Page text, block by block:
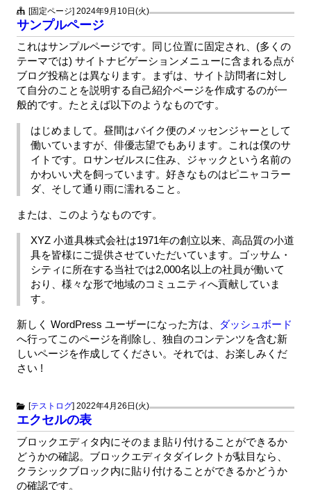
[固定ページ] 2024年9月10日(火)
サンプルページ
これはサンプルページです。同じ位置に固定され、(多くの
テーマでは) サイトナビゲーションメニューに含まれる点が
ブログ投稿とは異なります。まずは、サイト訪問者に対し
て自分のことを説明する自己紹介ページを作成するのが一
般的です。たとえば以下のようなものです。
はじめまして。昼間はバイク便のメッセンジャーとして
働いていますが、俳優志望でもあります。これは僕のサ
イトです。ロサンゼルスに住み、ジャックという名前の
かわいい犬を飼っています。好きなものはピニャコラー
ダ、そして通り雨に濡れること。
または、このようなものです。
XYZ 小道具株式会社は1971年の創立以来、高品質の小道
具を皆様にご提供させていただいています。ゴッサム・
シティに所在する当社では2,000名以上の社員が働いて
おり、様々な形で地域のコミュニティへ貢献していま
す。
新しく WordPress ユーザーになった方は、
ダッシュボード
へ行ってこのページを削除し、独自のコンテンツを含む新
しいページを作成してください。それでは、お楽しみくだ
さい !
[テストログ] 2022年4月26日(火)
エクセルの表
ブロックエディタ内にそのまま貼り付けることができるか
どうかの確認。ブロックエディタダイレクトが駄目なら、
クラシックブロック内に貼り付けることができるかどうか
の確認です。